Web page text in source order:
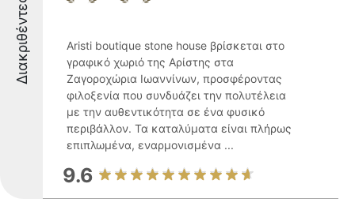
Διακριθέντες
Aristi boutique stone house βρίσκεται στο
γραφικό χωριό της Αρίστης στα
Ζαγοροχώρια Ιωαννίνων, προσφέροντας
φιλοξενία που συνδυάζει την πολυτέλεια
με την αυθεντικότητα σε ένα φυσικό
περιβάλλον. Τα καταλύματα είναι πλήρως
επιπλωμένα, εναρμονισμένα ...
9.6